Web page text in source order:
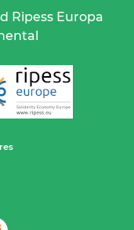
Ripess Europa